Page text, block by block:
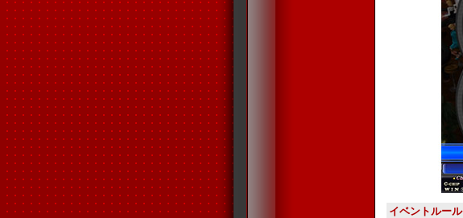
イベントルール